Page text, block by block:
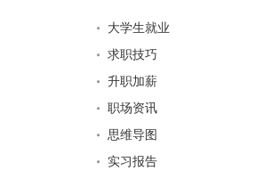
大学生就业
求职技巧
升职加薪
职场资讯
思维导图
实习报告